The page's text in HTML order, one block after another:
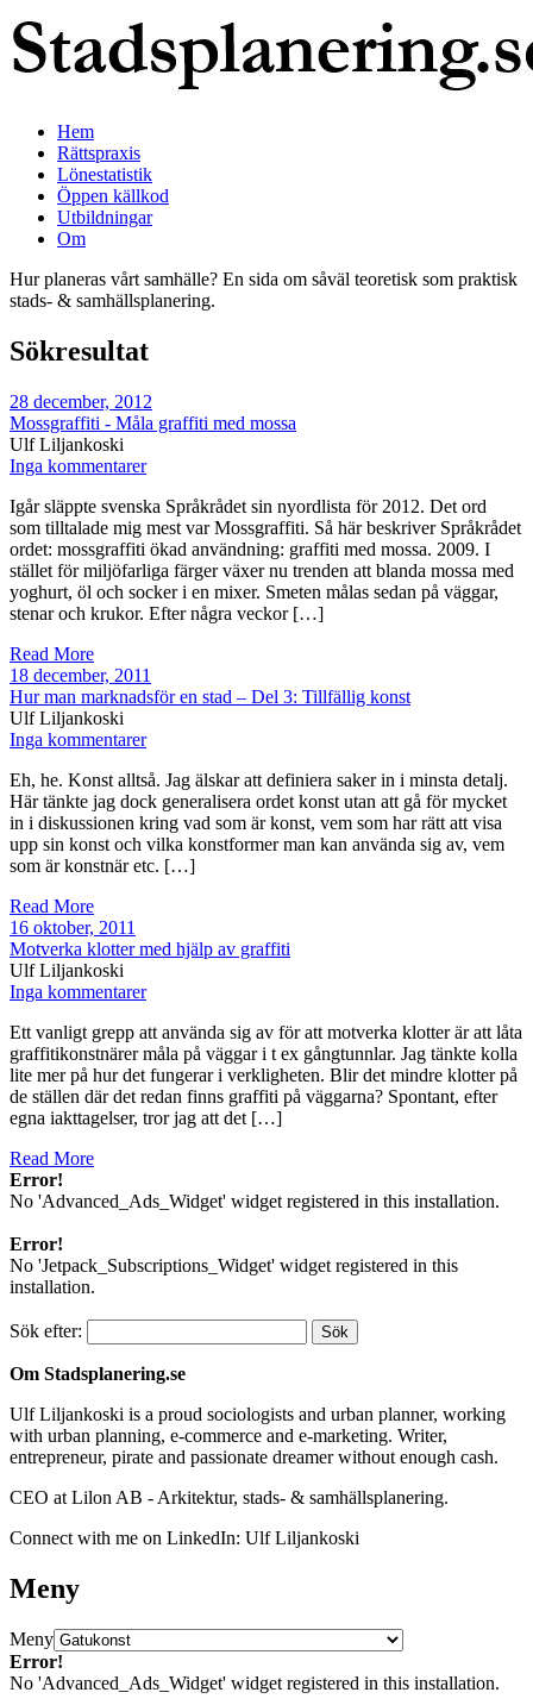
Hem
Rättspraxis
Lönestatistik
Öppen källkod
Utbildningar
Om
Hur planeras vårt samhälle? En sida om såväl teoretisk som praktisk
stads- & samhällsplanering.
Sökresultat
28 december, 2012
Mossgraffiti - Måla graffiti med mossa
Ulf Liljankoski
Inga kommentarer
Igår släppte svenska Språkrådet sin nyordlista för 2012. Det ord
som tilltalade mig mest var Mossgraffiti. Så här beskriver Språkrådet
ordet: mossgraffiti ökad användning: graffiti med mossa. 2009. I
stället för miljöfarliga färger växer nu trenden att blanda mossa med
yoghurt, öl och socker i en mixer. Smeten målas sedan på väggar,
stenar och krukor. Efter några veckor […]
Read More
18 december, 2011
Hur man marknadsför en stad – Del 3: Tillfällig konst
Ulf Liljankoski
Inga kommentarer
Eh, he. Konst alltså. Jag älskar att definiera saker in i minsta detalj.
Här tänkte jag dock generalisera ordet konst utan att gå för mycket
in i diskussionen kring vad som är konst, vem som har rätt att visa
upp sin konst och vilka konstformer man kan använda sig av, vem
som är konstnär etc. […]
Read More
16 oktober, 2011
Motverka klotter med hjälp av graffiti
Ulf Liljankoski
Inga kommentarer
Ett vanligt grepp att använda sig av för att motverka klotter är att låta
graffitikonstnärer måla på väggar i t ex gångtunnlar. Jag tänkte kolla
lite mer på hur det fungerar i verkligheten. Blir det mindre klotter på
de ställen där det redan finns graffiti på väggarna? Spontant, efter
egna iakttagelser, tror jag att det […]
Read More
Error!
No 'Advanced_Ads_Widget' widget registered in this installation.
Error!
No 'Jetpack_Subscriptions_Widget' widget registered in this
installation.
Sök efter:
Om Stadsplanering.se
Ulf Liljankoski is a proud sociologists and urban planner, working
with urban planning, e-commerce and e-marketing. Writer,
entrepreneur, pirate and passionate dreamer without enough cash.
CEO at Lilon AB - Arkitektur, stads- & samhällsplanering.
Connect with me on LinkedIn: Ulf Liljankoski
Meny
Meny
Error!
No 'Advanced_Ads_Widget' widget registered in this installation.